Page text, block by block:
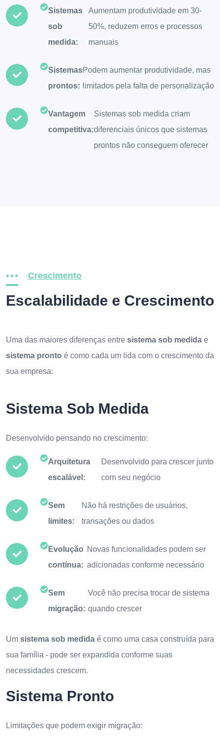
Sistemas
sob
medida:
Aumentam produtividade em 30-
50%, reduzem erros e processos
manuais
Sistemas
prontos:
Podem aumentar produtividade, mas
limitados pela falta de personalização
Vantagem
competitiva:
Sistemas sob medida criam
diferenciais únicos que sistemas
prontos não conseguem oferecer
Crescimento
Escalabilidade e Crescimento
Uma das maiores diferenças entre sistema sob medida e
sistema pronto é como cada um lida com o crescimento da
sua empresa:
Sistema Sob Medida
Desenvolvido pensando no crescimento:
Arquitetura
escalável:
Desenvolvido para crescer junto
com seu negócio
Sem
limites:
Não há restrições de usuários,
transações ou dados
Evolução
contínua:
Novas funcionalidades podem ser
adicionadas conforme necessário
Sem
migração:
Você não precisa trocar de sistema
quando crescer
Um sistema sob medida é como uma casa construída para
sua família - pode ser expandida conforme suas
necessidades crescem.
Sistema Pronto
Limitações que podem exigir migração: